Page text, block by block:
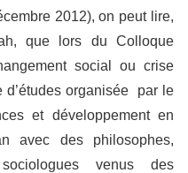
2012), on peut lire,
que lors du Colloque
social ou crise
organisée par le
et développement en
avec des philosophes,
venus des